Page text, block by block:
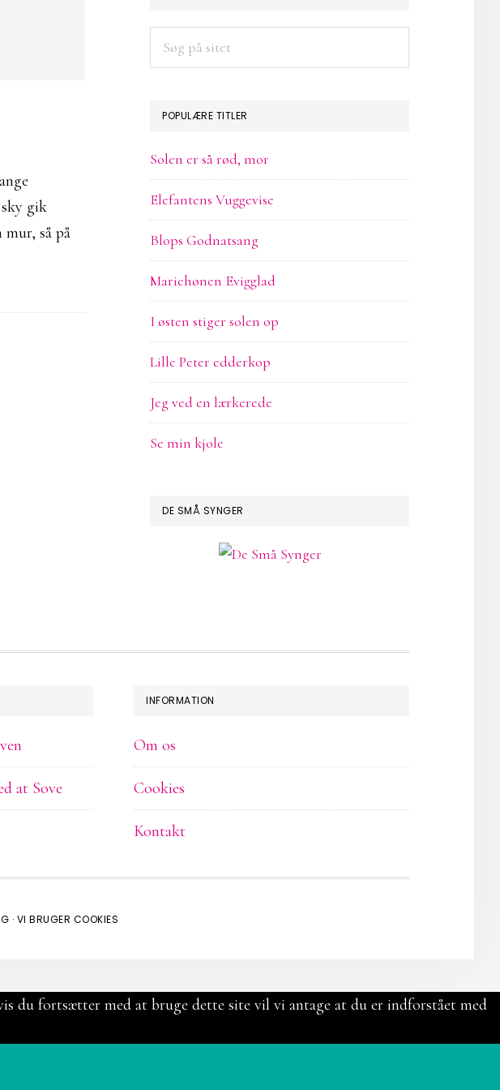
gik
så på
SIDEBAR
POPULÆRE TITLER
Solen er så rød, mor
Elefantens Vuggevise
Blops Godnatsang
Mariehønen Evigglad
I østen stiger solen op
Lille Peter edderkop
Jeg ved en lærkerede
Se min kjole
DE SMÅ SYNGER
at Sove
INFORMATION
Om os
Cookies
Kontakt
· VI BRUGER COOKIES
du fortsætter med at bruge dette site vil vi antage at du er indforstået med